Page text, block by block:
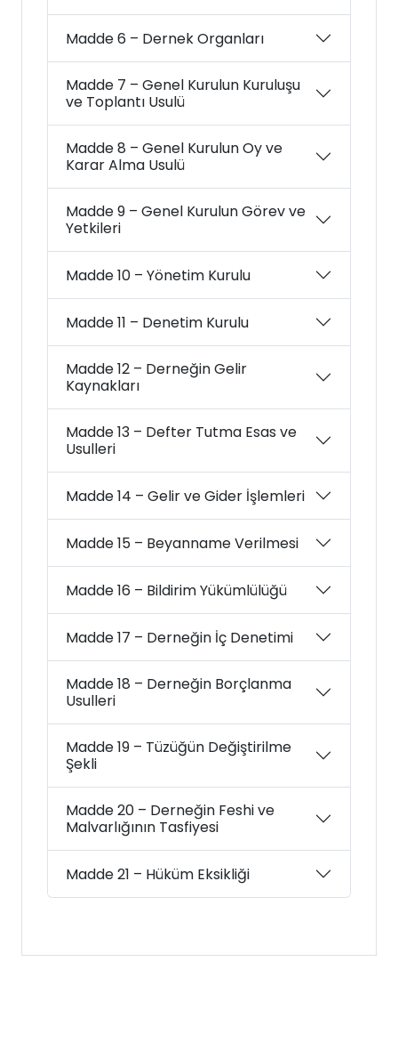
Madde 6 – Dernek Organları
Madde 7 – Genel Kurulun Kuruluşu
ve Toplantı Usulü
Madde 8 – Genel Kurulun Oy ve
Karar Alma Usulü
Madde 9 – Genel Kurulun Görev ve
Yetkileri
Madde 10 – Yönetim Kurulu
Madde 11 – Denetim Kurulu
Madde 12 – Derneğin Gelir
Kaynakları
Madde 13 – Defter Tutma Esas ve
Usulleri
Madde 14 – Gelir ve Gider İşlemleri
Madde 15 – Beyanname Verilmesi
Madde 16 – Bildirim Yükümlülüğü
Madde 17 – Derneğin İç Denetimi
Madde 18 – Derneğin Borçlanma
Usulleri
Madde 19 – Tüzüğün Değiştirilme
Şekli
Madde 20 – Derneğin Feshi ve
Malvarlığının Tasfiyesi
Madde 21 – Hüküm Eksikliği